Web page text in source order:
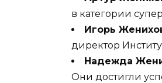
в категории
Игорь
директор
Надежда
Они достигли